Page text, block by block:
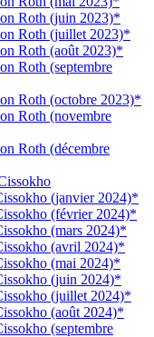
Roth (juin 2023)*
Roth (juillet 2023)*
Roth (août 2023)*
Roth (septembre
Roth (octobre 2023)*
Roth (novembre
Roth (décembre
(janvier 2024)*
(février 2024)*
(mars 2024)*
(avril 2024)*
(mai 2024)*
(juin 2024)*
(juillet 2024)*
(août 2024)*
(septembre